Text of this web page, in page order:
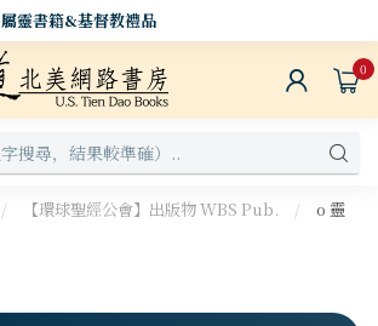
屬靈書籍&基督教禮品
0
/ 【環球聖經公會】出版物 WBS Pub. /
o 靈